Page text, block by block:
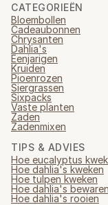
CATEGORIEËN
Bloembollen
Cadeaubonnen
Chrysanten
Dahlia's
Eenjarigen
Kruiden
Pioenrozen
Siergrassen
Sixpacks
Vaste planten
Zaden
Zadenmixen
TIPS & ADVIES
Hoe eucalyptus
Hoe dahlia's kweken
Hoe tulpen kweken
Hoe dahlia's bewaren
Hoe dahlia's rooien